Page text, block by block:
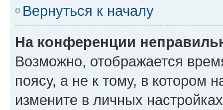
Вернуться к началу
На конференции
Возможно, отображается
поясу, а не к тому, в котором
измените в личных